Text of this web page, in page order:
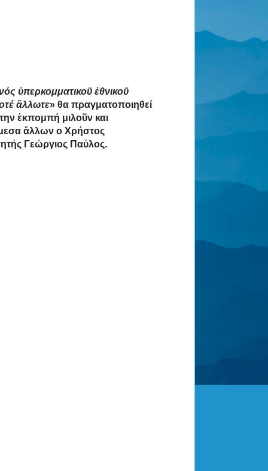
ὑπερκομματικοῦ ἐθνικοῦ
ἄλλωτε» θα πραγματοποιηθεί
ἐκπομπή μιλοῦν και
ἄλλων ο Χρήστος
Γεώργιος Παύλος.